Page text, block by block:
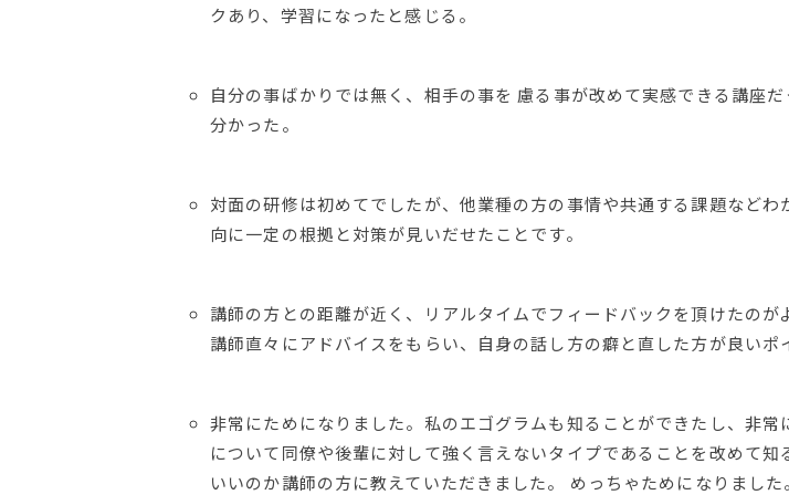
クあり、学習になったと感じる。
自分の事ばかりでは無く、相手の事を 慮る事が改めて実感できる講座
分かった。
対面の研修は初めてでしたが、他業種の方の事情や共通する課題など
向に一定の根拠と対策が見いだせたことです。
講師の方との距離が近く、リアルタイムでフィードバックを頂けたの
講師直々にアドバイスをもらい、自身の話し方の癖と直した方が良いポ
非常にためになりました。私のエゴグラムも知ることができたし、非
について同僚や後輩に対して強く言えないタイプであることを改めて
いいのか講師の方に教えていただきました。 めっちゃためになりました。